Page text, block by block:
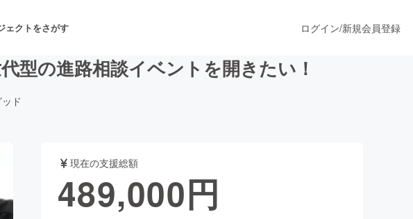
ェクトをさがす
・パフォーマンス
ド・飲食店 ファッション
ログイン/新規会員登録
型の進路相談イベントを開きたい！
ド
現在の支援総額
489,000円